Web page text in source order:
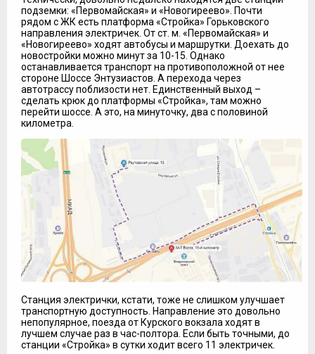
подземки: «Первомайская» и «Новогиреево». Почти
рядом с ЖК есть платформа «Стройка» Горьковского
направления электричек. От ст. м. «Первомайская» и
«Новогиреево» ходят автобусы и маршрутки. Доехать до
новостройки можно минут за 10-15. Однако
останавливается транспорт на противоположной от нее
стороне Шоссе Энтузиастов. А перехода через
автотрассу поблизости нет. Единственный выход –
сделать крюк до платформы «Стройка», там можно
перейти шоссе. А это, на минуточку, два с половиной
километра.
Станция электрички, кстати, тоже не слишком улучшает
транспортную доступность. Направление это довольно
непопулярное, поезда от Курского вокзала ходят в
лучшем случае раз в час-полтора. Если быть точными, до
станции «Стройка» в сутки ходит всего 11 электричек.